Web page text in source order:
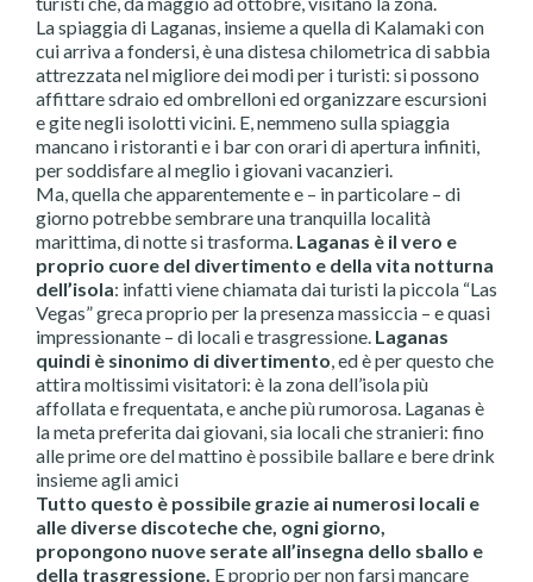
La spiaggia di Laganas, insieme a quella di Kalamaki con
cui arriva a fondersi, è una distesa chilometrica di sabbia
attrezzata nel migliore dei modi per i turisti: si possono
affittare sdraio ed ombrelloni ed organizzare escursioni
e gite negli isolotti vicini. E, nemmeno sulla spiaggia
mancano i ristoranti e i bar con orari di apertura infiniti,
per soddisfare al meglio i giovani vacanzieri.
Ma, quella che apparentemente e – in particolare – di
giorno potrebbe sembrare una tranquilla località
marittima, di notte si trasforma. Laganas è il vero e
proprio cuore del divertimento e della vita notturna
dell’isola: infatti viene chiamata dai turisti la piccola “Las
Vegas” greca proprio per la presenza massiccia – e quasi
impressionante – di locali e trasgressione. Laganas
quindi è sinonimo di divertimento, ed è per questo che
attira moltissimi visitatori: è la zona dell’isola più
affollata e frequentata, e anche più rumorosa. Laganas è
la meta preferita dai giovani, sia locali che stranieri: fino
alle prime ore del mattino è possibile ballare e bere drink
insieme agli amici
Tutto questo è possibile grazie ai numerosi locali e
alle diverse discoteche che, ogni giorno,
propongono nuove serate all’insegna dello sballo e
della trasgressione. E proprio per non farsi mancare